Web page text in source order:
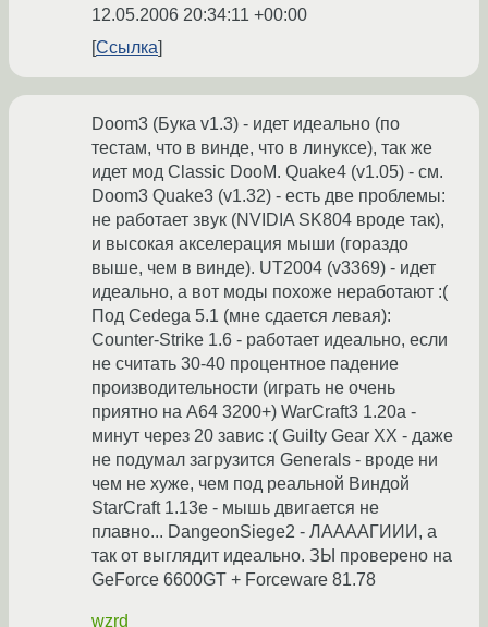
12.05.2006 20:34:11 +00:00
Ссылка
Doom3 (Бука v1.3) - идет идеально (по
тестам, что в винде, что в линуксе), так же
идет мод Classic DooM. Quake4 (v1.05) - см.
Doom3 Quake3 (v1.32) - есть две проблемы:
не работает звук (NVIDIA SK804 вроде так),
и высокая акселерация мыши (гораздо
выше, чем в винде). UT2004 (v3369) - идет
идеально, а вот моды похоже неработают :(
Под Cedega 5.1 (мне сдается левая):
Counter-Strike 1.6 - работает идеально, если
не считать 30-40 процентное падение
производительности (играть не очень
приятно на А64 3200+) WarCraft3 1.20a -
минут через 20 завис :( Guilty Gear XX - даже
не подумал загрузится Generals - вроде ни
чем не хуже, чем под реальной Виндой
StarCraft 1.13e - мышь двигается не
плавно... DangeonSiege2 - ЛААААГИИИ, а
так от выглядит идеально. ЗЫ проверено на
GeForce 6600GT + Forceware 81.78
wzrd